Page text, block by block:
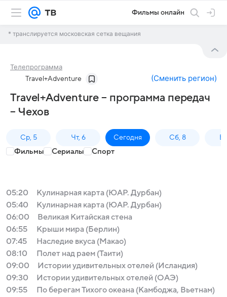
Фильмы онлайн
* транслируется московская сетка вещания
Телепрограмма
Travel+Adventure (Сменить регион)
Travel+Adventure – программа передач
– Чехов
Ср, 5 Чт, 6 Сегодня Сб, 8
Фильмы Сериалы Спорт
05:20
Кулинарная карта (ЮАР. Дурбан)
05:40
Кулинарная карта (ЮАР. Дурбан)
06:00
Великая Китайская стена
06:55
Крыши мира (Берлин)
07:45
Наследие вкуса (Макао)
08:10
Полет над раем (Таити)
09:00
Истории удивительных отелей (Исландия)
09:30
Истории удивительных отелей (ОАЭ)
09:55
По берегам Тихого океана (Камбоджа, Вьетнам)